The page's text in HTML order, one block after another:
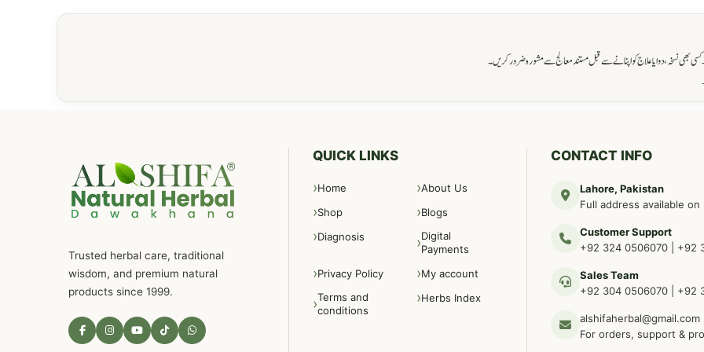
نسخہ، دوا یا علاج کو اپنانے سے قبل مستند معالج سے مشورہ ضرور کریں۔
Trusted herbal care, traditional
wisdom, and premium natural
products since 1999.
QUICK LINKS
Home
About Us
Shop
Blogs
Diagnosis
Digital
Payments
Privacy Policy
My account
Terms and
conditions
Herbs Index
CONTACT INFO
Lahore, Pakistan
Full address available
Customer Support
+92 324 0506070
+92
Sales Team
+92 304 0506070
+92
alshifaherbal@gmail.com
For orders, support &